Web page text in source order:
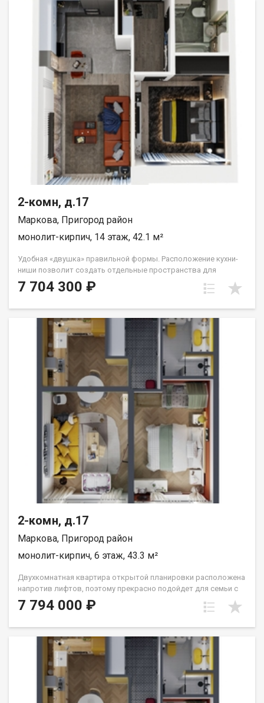
2-комн, д.17
Маркова, Пригород район
монолит-кирпич, 14 этаж, 42.1 м²
Удобная «двушка» правильной формы. Расположение кухни-
ниши позволит создать отдельные пространства для
гостиной и спальни. Северо-восточные окна выходят на
Сергиев Посад и м/р Университетский: тихую зелёную зону.
7 704 300 ₽
2-комн, д.17
Маркова, Пригород район
монолит-кирпич, 6 этаж, 43.3 м²
Двухкомнатная квартира открытой планировки расположена
напротив лифтов, поэтому прекрасно подойдет для семьи с
маленьким ребёнком или человека с ограниченными
возможностями. Расположение окон на Сергиев Посад.
компаний «Восток Центр Иркутск»
7 794 000 ₽